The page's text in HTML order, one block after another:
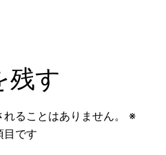
残す
ることはありません。
※
目です